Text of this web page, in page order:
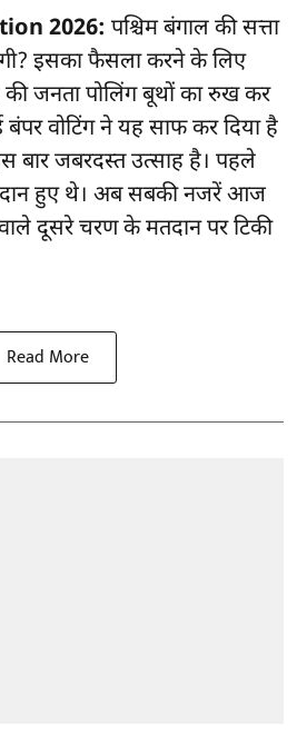
2026: पश्चिम बंगाल की सत्ता
इसका फैसला करने के लिए
जनता पोलिंग बूथों का रुख कर
वोटिंग ने यह साफ कर दिया है
बार जबरदस्त उत्साह है। पहले
हुए थे। अब सबकी नजरें आज
दूसरे चरण के मतदान पर टिकी
Read More